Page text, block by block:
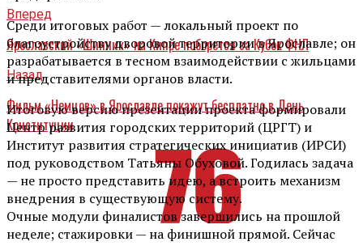
Вперед
Ярославский «Шинник» на Кипре поборется за Кубок ФНЛ
Назад
Фильм «Немцов» в Ярославле покажут бесплатно в День
Конституции
Среди итоговых работ — локальный проект по
благоустройству дворовой территории в Ярославле; он
разрабатывается в тесном взаимодействии с жильцами
и представителями органов власти.
Итоговую версию презентации проекта формировали
Центр развития городских территорий (ЦРГТ) и
Институт развития стратегических инициатив (ИРСИ)
под руководством Татьяны Обуховой. Годилась задача
— не просто представить идею, а встроить механизм
внедрения в существующую систему.
Очные модули финалистов завершились на прошлой
неделе; стажировки — на финишной прямой. Сейчас